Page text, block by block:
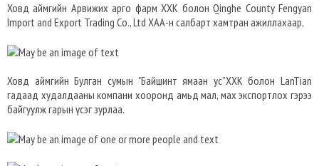
Ховд аймгийн Арвижих арго фарм ХХК болон Qinghe County Fengyan
Import and Export Trading Co., Ltd ХАА-н салбарт хамтран ажиллахаар,
Ховд аймгийн Булган сумын "Байшинт ямаан ус”ХХК болон LanTian
гадаад худалдааны компани хооронд амьд мал, мах экспортлох гэрээ
байгуулж гарын үсэг зурлаа.